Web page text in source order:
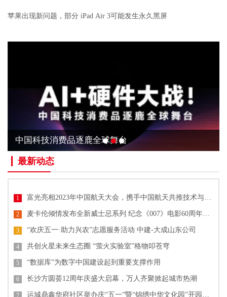
苹果出现新问题，部分 iPad Air 3可能发生永久黑屏
中国科技消费品逐鹿全球舞台
最新动态
1 富光亮相2023年中国航天大会，携手中国航天共推技术与文化创新
2 麦卡伦倾情发布全新威士忌系列 纪念《007》电影60周年单一麦芽威士忌
3 “欢庆五一·助力兴农”志愿服务活动 中建-大成山东公司
4 共创火星未来生态圈 “萤火实验室”格物叩苍穹
5 “数据库”为数字中国建设起到重要支撑作用
6 长沙方圆荟12周年庆盛大启幕，万人齐聚掀起城市热潮
运城鼎鑫华府社区举办庆“五一”暨“锦绣中华文化园”开园活动